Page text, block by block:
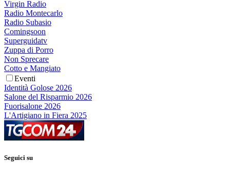
Virgin Radio
Radio Montecarlo
Radio Subasio
Comingsoon
Superguidatv
Zuppa di Porro
Non Sprecare
Cotto e Mangiato
Eventi
Identità Golose 2026
Salone del Risparmio 2026
Fuorisalone 2026
L'Artigiano in Fiera 2025
Seguici su